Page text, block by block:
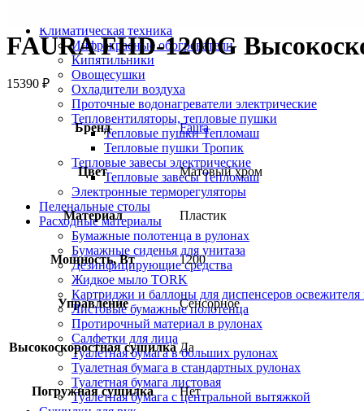
Климатическая техника
Инфракрасные обогреватели
Кипятильники
Овощесушки
Охладители воздуха
Проточные водонагреватели электрические
Тепловентиляторы, тепловые пушки
Тепловые пушки Тепломаш
Тепловые пушки Тропик
Тепловые завесы электрические
Тепловые завесы Тепломаш
Электронные терморегуляторы
Пеленальные столы
Расходные материалы
Бумажные полотенца в рулонах
Бумажные сиденья для унитаза
Дезинфицирующие средства
Жидкое мыло TORK
Картриджи и баллоны для диспенсеров освежителя
Листовые бумажные полотенца
Протирочный материал в рулонах
Салфетки для лица
Туалетная бумага в больших рулонах
Туалетная бумага в стандартных рулонах
Туалетная бумага листовая
Туалетная бумага с центральной вытяжкой
FAURA FHD-1200G
15390 ₽
Бренд Faura
Цвет Матовый хром
Материал Пластик
Мощность, Вт 1200
Управление Сенсорное
Высокоскоростная сушилка Да
Погружная сушилка Нет